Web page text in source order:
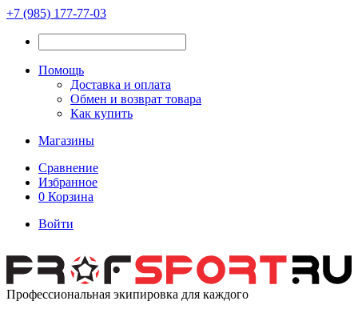
+7 (985) 177-77-03
Помощь
Доставка и оплата
Обмен и возврат товара
Как купить
Магазины
Сравнение
Избранное
0 Корзина
Войти
Профессиональная экипировка для каждого